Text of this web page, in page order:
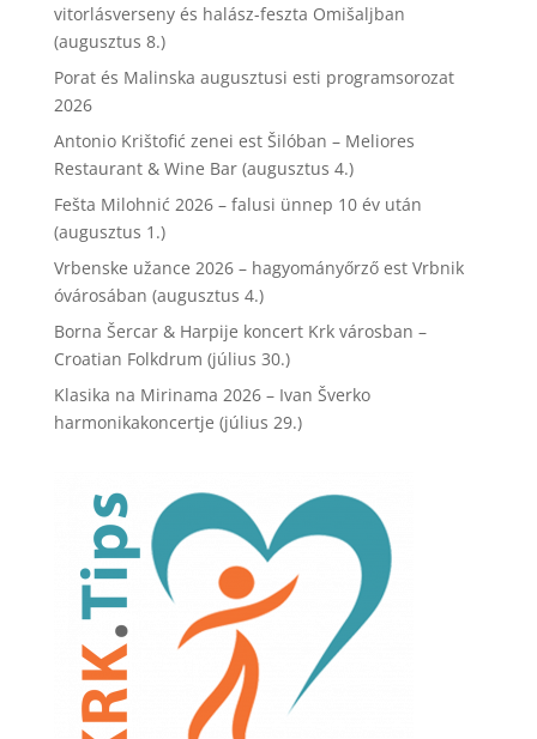
vitorlásverseny és halász-feszta Omišaljban
(augusztus 8.)
Porat és Malinska augusztusi esti programsorozat
2026
Antonio Krištofić zenei est Šilóban – Meliores
Restaurant & Wine Bar (augusztus 4.)
Fešta Milohnić 2026 – falusi ünnep 10 év után
(augusztus 1.)
Vrbenske užance 2026 – hagyományőrző est Vrbnik
óvárosában (augusztus 4.)
Borna Šercar & Harpije koncert Krk városban –
Croatian Folkdrum (július 30.)
Klasika na Mirinama 2026 – Ivan Šverko
harmonikakoncertje (július 29.)